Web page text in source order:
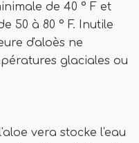
de 40 ° F et
50 à 80 ° F. Inutile
d'aloès ne
glaciales ou
vera stocke l'eau